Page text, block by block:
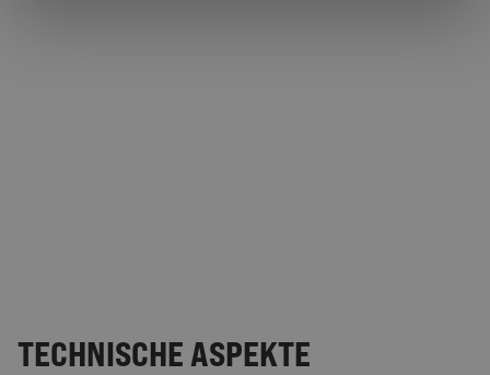
TECHNISCHE ASPEKTE